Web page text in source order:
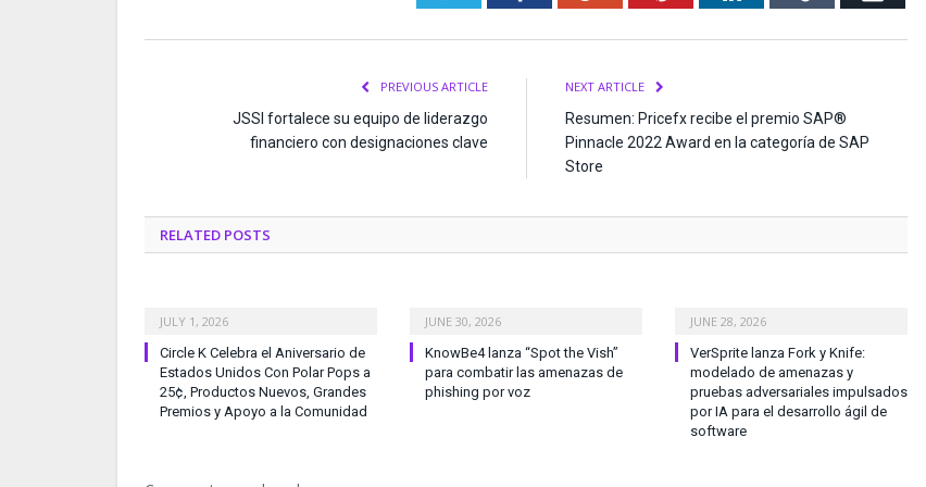
PREVIOUS ARTICLE
JSSI fortalece su equipo de liderazgo
financiero con designaciones clave
NEXT ARTICLE
Resumen: Pricefx recibe el premio SAP®
Pinnacle 2022 Award en la categoría de SAP
Store
RELATED POSTS
JULY 1, 2026
Circle K Celebra el Aniversario de
Estados Unidos Con Polar Pops a
25¢, Productos Nuevos, Grandes
Premios y Apoyo a la Comunidad
JUNE 30, 2026
KnowBe4 lanza “Spot the Vish”
para combatir las amenazas de
phishing por voz
JUNE 28, 2026
VerSprite lanza Fork y Knife:
modelado de amenazas y
pruebas adversariales impulsados
por IA para el desarrollo ágil de
software